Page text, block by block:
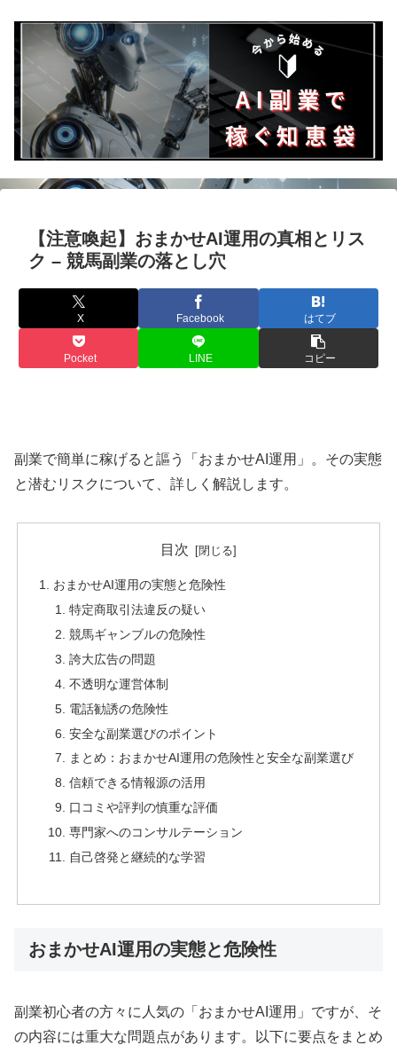
【注意喚起】おまかせAI運用の真相とリス
ク – 競馬副業の落とし穴
X Facebook はてブ
Pocket LINE コピー
副業で簡単に稼げると謳う「おまかせAI運用」。その実態
と潜むリスクについて、詳しく解説します。
目次
おまかせAI運用の実態と危険性
特定商取引法違反の疑い
競馬ギャンブルの危険性
誇大広告の問題
不透明な運営体制
電話勧誘の危険性
安全な副業選びのポイント
まとめ：おまかせAI運用の危険性と安全な副業選び
信頼できる情報源の活用
口コミや評判の慎重な評価
専門家へのコンサルテーション
自己啓発と継続的な学習
おまかせAI運用の実態と危険性
副業初心者の方々に人気の「おまかせAI運用」ですが、そ
の内容には重大な問題点があります。以下に要点をまとめ